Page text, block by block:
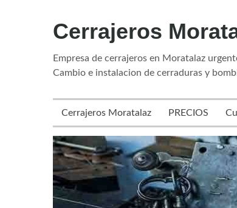
Cerrajeros
Empresa de cerrajeros en Moratalaz
Cambio e instalacion de cerraduras y
Cerrajeros Moratalaz PRECIOS